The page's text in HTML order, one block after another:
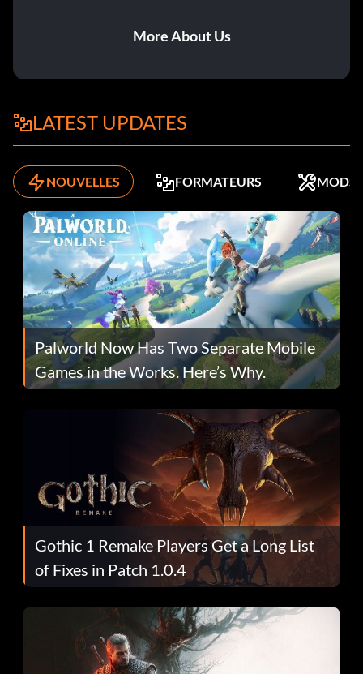
More About Us
LATEST UPDATES
NOUVELLES FORMATEURS MODS
Palworld Now Has Two Separate Mobile
Games in the Works. Here’s Why.
Gothic 1 Remake Players Get a Long List
of Fixes in Patch 1.0.4